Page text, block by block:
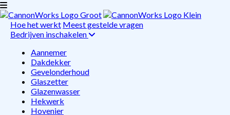
Hoe het werkt Meest gestelde vragen
Bedrijven inschakelen
Aannemer
Dakdekker
Gevelonderhoud
Glaszetter
Glazenwasser
Hekwerk
Hovenier